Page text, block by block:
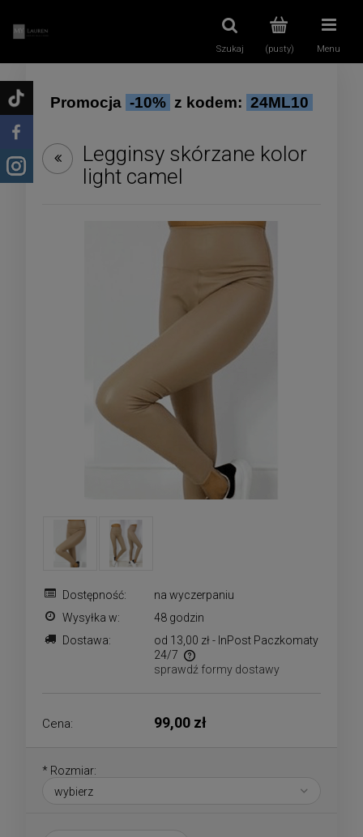
(pusty)
Szukaj Menu
Promocja -10% z kodem: 24ML10
Legginsy skórzane kolor
light camel
Dostępność:
na wyczerpaniu
Wysyłka w:
48 godzin
Dostawa:
od 13,00 zł - InPost Paczkomaty
24/7
Cena nie zawiera ewentualnych kosztów płatności
sprawdź formy dostawy
Cena: 99,00 zł
* Rozmiar: